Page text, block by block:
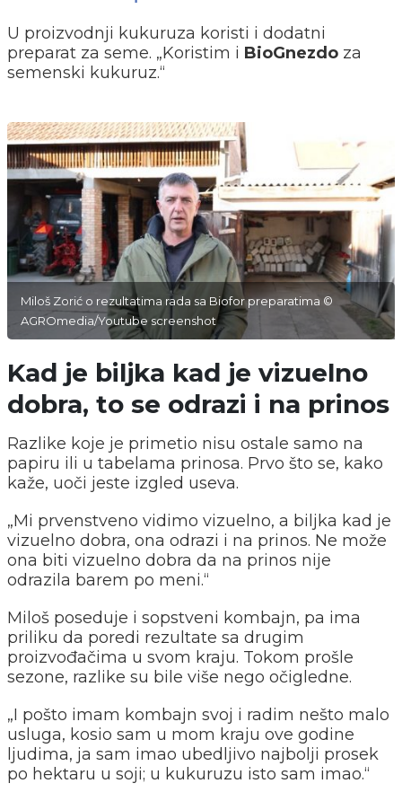
U proizvodnji kukuruza koristi i dodatni
preparat za seme. „Koristim i BioGnezdo za
semenski kukuruz.“
Miloš Zorić o rezultatima rada sa Biofor preparatima ©
AGROmedia/Youtube screenshot
Kad je biljka kad je vizuelno
dobra, to se odrazi i na prinos
Razlike koje je primetio nisu ostale samo na
papiru ili u tabelama prinosa. Prvo što se, kako
kaže, uoči jeste izgled useva.
„Mi prvenstveno vidimo vizuelno, a biljka kad je
vizuelno dobra, ona odrazi i na prinos. Ne može
ona biti vizuelno dobra da na prinos nije
odrazila barem po meni.“
Miloš poseduje i sopstveni kombajn, pa ima
priliku da poredi rezultate sa drugim
proizvođačima u svom kraju. Tokom prošle
sezone, razlike su bile više nego očigledne.
„I pošto imam kombajn svoj i radim nešto malo
usluga, kosio sam u mom kraju ove godine
ljudima, ja sam imao ubedljivo najbolji prosek
po hektaru u soji; u kukuruzu isto sam imao.“